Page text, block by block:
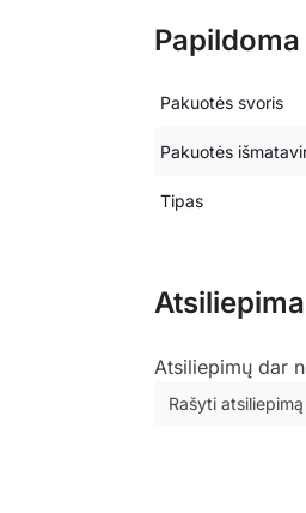
Pakuotės svoris
Pakuotės
Tipas
Atsiliepimų dar
Rašyti